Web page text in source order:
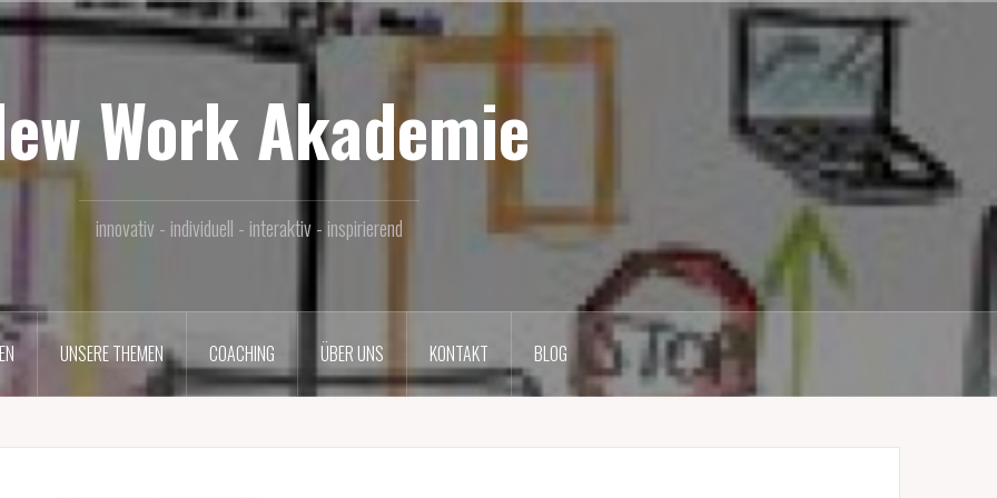
Work Akademie
innovativ - individuell - interaktiv - inspirierend
UNSERE THEMEN COACHING ÜBER UNS KONTAKT BLOG